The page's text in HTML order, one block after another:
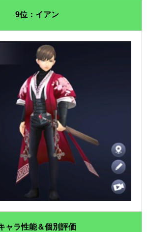
9位：イアン
ャラ性能＆個別評価